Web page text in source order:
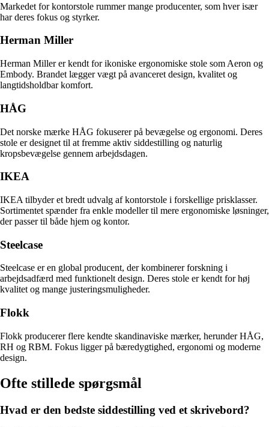
Markedet for kontorstole rummer mange producenter, som hver især
har deres fokus og styrker.
Herman Miller
Herman Miller er kendt for ikoniske ergonomiske stole som Aeron og
Embody. Brandet lægger vægt på avanceret design, kvalitet og
langtidsholdbar komfort.
HÅG
Det norske mærke HÅG fokuserer på bevægelse og ergonomi. Deres
stole er designet til at fremme aktiv siddestilling og naturlig
kropsbevægelse gennem arbejdsdagen.
IKEA
IKEA tilbyder et bredt udvalg af kontorstole i forskellige prisklasser.
Sortimentet spænder fra enkle modeller til mere ergonomiske løsninger,
der passer til både hjem og kontor.
Steelcase
Steelcase er en global producent, der kombinerer forskning i
arbejdsadfærd med funktionelt design. Deres stole er kendt for høj
kvalitet og mange justeringsmuligheder.
Flokk
Flokk producerer flere kendte skandinaviske mærker, herunder HÅG,
RH og RBM. Fokus ligger på bæredygtighed, ergonomi og moderne
design.
Ofte stillede spørgsmål
Hvad er den bedste siddestilling ved et skrivebord?